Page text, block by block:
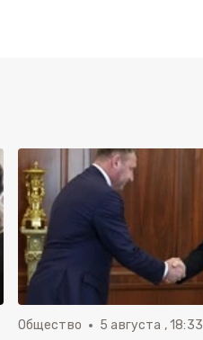
Общество 5 августа , 18:33